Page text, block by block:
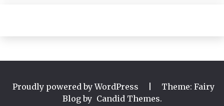
Proudly powered by WordPress
Theme: Fairy
Blog by Candid Themes.